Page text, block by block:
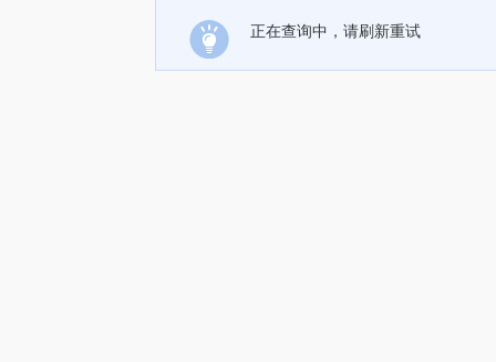
正在查询中，请刷新重试